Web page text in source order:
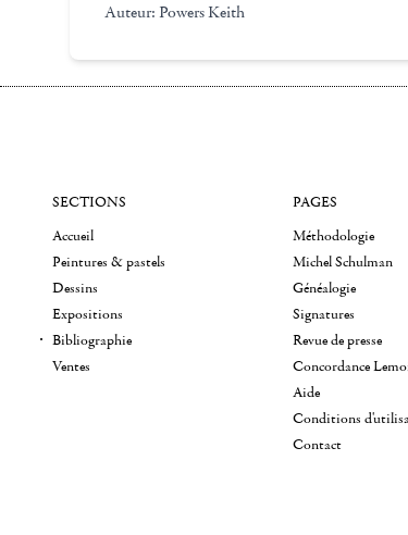
Auteur: Powers Keith
SECTIONS
Accueil
Peintures & pastels
Dessins
Expositions
Bibliographie
Ventes
PAGES
Méthodologie
Michel Schulman
Généalogie
Signatures
Revue de presse
Concordance
Aide
Conditions
Contact